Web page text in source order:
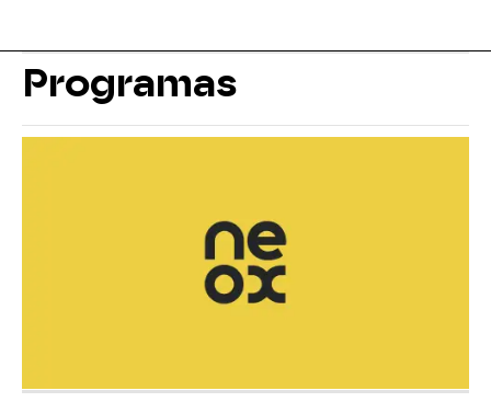
Programas